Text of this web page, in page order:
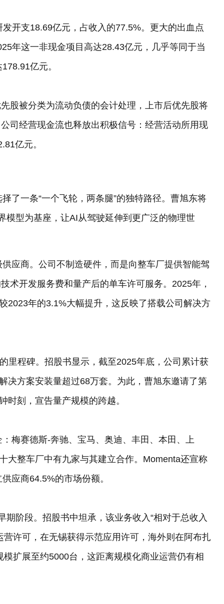
开支18.69亿元，占收入的77.5%。更大的出血点
年这一非现金项目高达28.43亿元，几乎等同于当
亿元。
股被分类为流动负债的会计处理，上市后优先股将
司经营现金流也释放出积极信号：经营活动所用现
亿元。
了一条“一个飞轮，两条腿”的独特路径。曹旭东将
模型为基座，让AI从驾驶延伸到更广泛的物理世
应商。公司不制造硬件，而是向整车厂提供智能驾
术开发服务费和量产后的单车许可服务。2025年，
2023年的3.1%大幅提升，这反映了搭载公司解决方
里程碑。招股书显示，截至2025年底，公司累计获
决方案安装量超过68万套。为此，曹旭东邀请了第
时刻，宣告量产规模的跨越。
梅赛德斯-奔驰、宝马、奥迪、丰田、本田、上
大整车厂中有九家与其建立合作。Momenta还宣称
应商64.5%的市场份额。
期阶段。招股书中坦承，该业务收入“相对于总收入
许可，在无锡获得示范应用许可，海外则在阿布扎
扩展至约5000台，这距离规模化商业运营仍有相